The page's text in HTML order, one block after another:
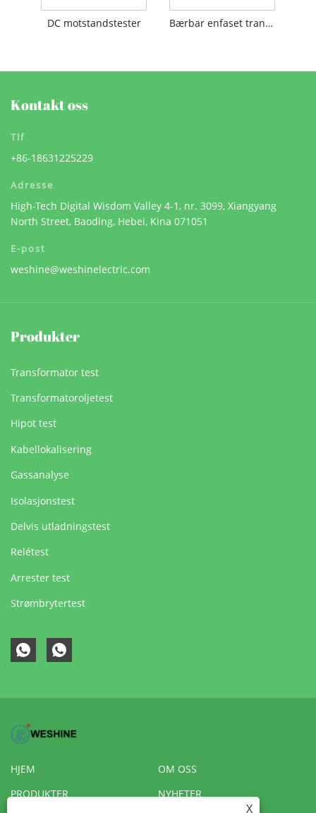
DC motstandstester Bærbar enfaset transformator DC motstandstester
Kontakt oss
Tlf
+86-18631225229
Adresse
High-Tech Digital Wisdom Valley 4-1, nr. 3099, Xiangyang
North Street, Baoding, Hebei, Kina 071051
E-post
weshine@weshinelectric.com
Produkter
Transformator test
Transformatoroljetest
Hipot test
Kabellokalisering
Gassanalyse
Isolasjonstest
Delvis utladningstest
Relétest
Arrester test
Strømbrytertest
HJEM
OM OSS
PRODUKTER
NYHETER
X